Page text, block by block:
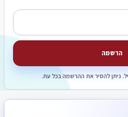
הרשמה
ניתן להסיר את ההרשמה בכל עת.